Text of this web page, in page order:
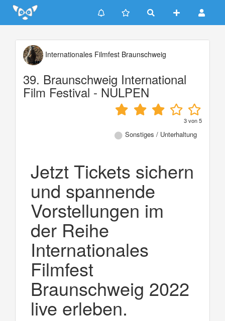
Update cookies preferences
Internationales Filmfest Braunschweig
39. Braunschweig International
Film Festival - NULPEN
3von5
Sonstiges / Unterhaltung
Jetzt Tickets sichern
und spannende
Vorstellungen im
der Reihe
Internationales
Filmfest
Braunschweig 2022
live erleben.